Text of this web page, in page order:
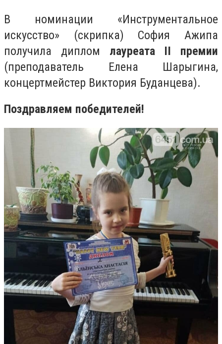
В номинации «Инструментальное
искусство» (скрипка) София Ажипа
получила диплом лауреата II премии
(преподаватель Елена Шарыгина,
концертмейстер Виктория Буданцева).
Поздравляем победителей!